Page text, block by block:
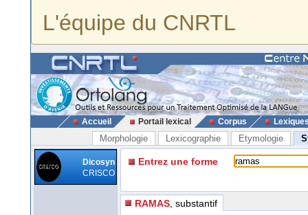
L'équipe du CNRTL
Accueil Portail lexical Corpus
Morphologie Lexicographie Etymologie
Dicosyn
CRISCO
Entrez une forme
RAMAS , substantif